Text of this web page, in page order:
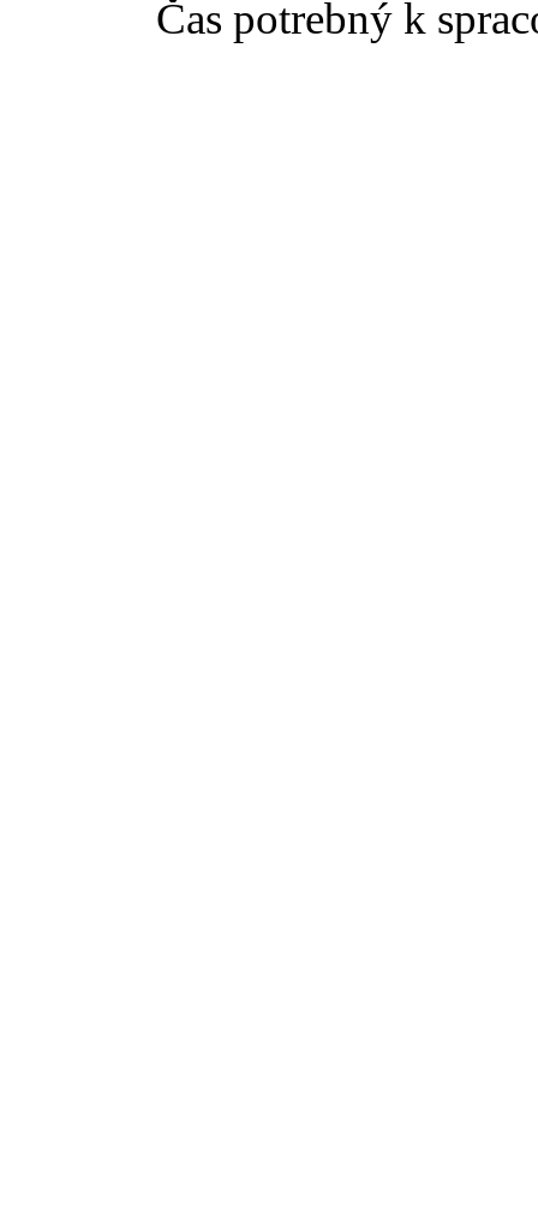
Čas potrebný k